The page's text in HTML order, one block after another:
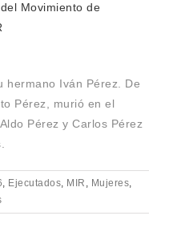
Movimiento de
hermano Iván Pérez. De
Pérez, murió en el
Pérez y Carlos Pérez
, Ejecutados, MIR , Mujeres,